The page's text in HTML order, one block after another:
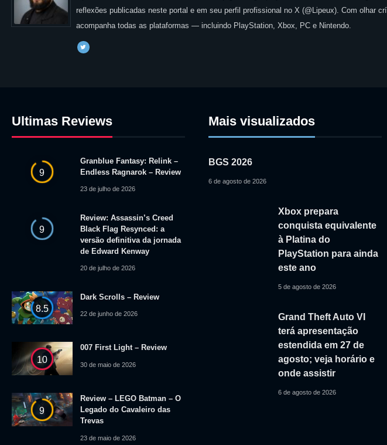
reflexões publicadas neste portal e em seu perfil profissional no X (@Lipeux). Com olhar
acompanha todas as plataformas — incluindo PlayStation, Xbox, PC e Nintendo.
Ultimas Reviews
9
Granblue Fantasy: Relink –
Endless Ragnarok – Review
23 de julho de 2026
9
Review: Assassin’s Creed
Black Flag Resynced: a
versão definitiva da jornada
de Edward Kenway
20 de julho de 2026
8.5
Dark Scrolls – Review
22 de junho de 2026
10
007 First Light – Review
30 de maio de 2026
9
Review – LEGO Batman – O
Legado do Cavaleiro das
Trevas
23 de maio de 2026
Mais visualizados
BGS 2026
6 de agosto de 2026
Xbox prepara
conquista equivalente
à Platina do
PlayStation para ainda
este ano
5 de agosto de 2026
Grand Theft Auto VI
terá apresentação
estendida em 27 de
agosto; veja horário e
onde assistir
6 de agosto de 2026